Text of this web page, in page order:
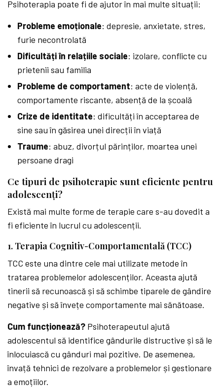
Psihoterapia poate fi de ajutor în mai multe situații:
Probleme emoționale: depresie, anxietate, stres,
furie necontrolată
Dificultăți în relațiile sociale: izolare, conflicte cu
prietenii sau familia
Probleme de comportament: acte de violență,
comportamente riscante, absență de la școală
Crize de identitate: dificultăți în acceptarea de
sine sau în găsirea unei direcții în viață
Traume: abuz, divorțul părinților, moartea unei
persoane dragi
Ce tipuri de psihoterapie sunt eficiente pentru
adolescenți?
Există mai multe forme de terapie care s-au dovedit a
fi eficiente în lucrul cu adolescenții.
1. Terapia Cognitiv-Comportamentală (TCC)
TCC este una dintre cele mai utilizate metode în
tratarea problemelor adolescenților. Aceasta ajută
tinerii să recunoască și să schimbe tiparele de gândire
negative și să învețe comportamente mai sănătoase.
Cum funcționează? Psihoterapeutul ajută
adolescentul să identifice gândurile distructive și să le
înlocuiască cu gânduri mai pozitive. De asemenea,
învață tehnici de rezolvare a problemelor și gestionare
a emoțiilor.